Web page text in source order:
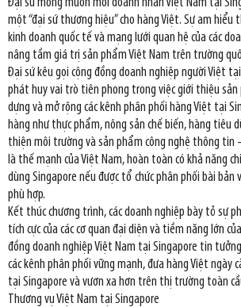
một “đại sứ thương hiệu” cho hàng Việt. Sự am hiểu
kinh doanh quốc tế và mạng lưới quan hệ của các
nâng tầm giá trị sản phẩm Việt Nam trên trường
Đại sứ kêu gọi cộng đồng doanh nghiệp người Việt
phát huy vai trò tiên phong trong việc giới thiệu sản
dựng và mở rộng các kênh phân phối hàng Việt tại
hàng như thực phẩm, nông sản chế biến, hàng tiêu
thiện môi trường và sản phẩm công nghệ thông tin
là thế mạnh của Việt Nam, hoàn toàn có khả năng
dùng Singapore nếu được tổ chức phân phối bài bản
phù hợp.
Kết thúc chương trình, các doanh nghiệp bày tỏ sự
tích cực của các cơ quan đại diện và tiềm năng lớn
đồng doanh nghiệp Việt Nam tại Singapore tin
các kênh phân phối vững mạnh, đưa hàng Việt ngày
tại Singapore và vươn xa hơn trên thị trường toàn
Thương vụ Việt Nam tại Singapore